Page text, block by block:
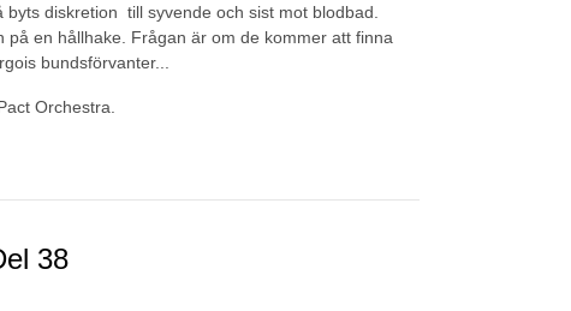
diskretion till syvende och sist mot blodbad.
en hållhake. Frågan är om de kommer att finna
bundsförvanter...
Orchestra.
38